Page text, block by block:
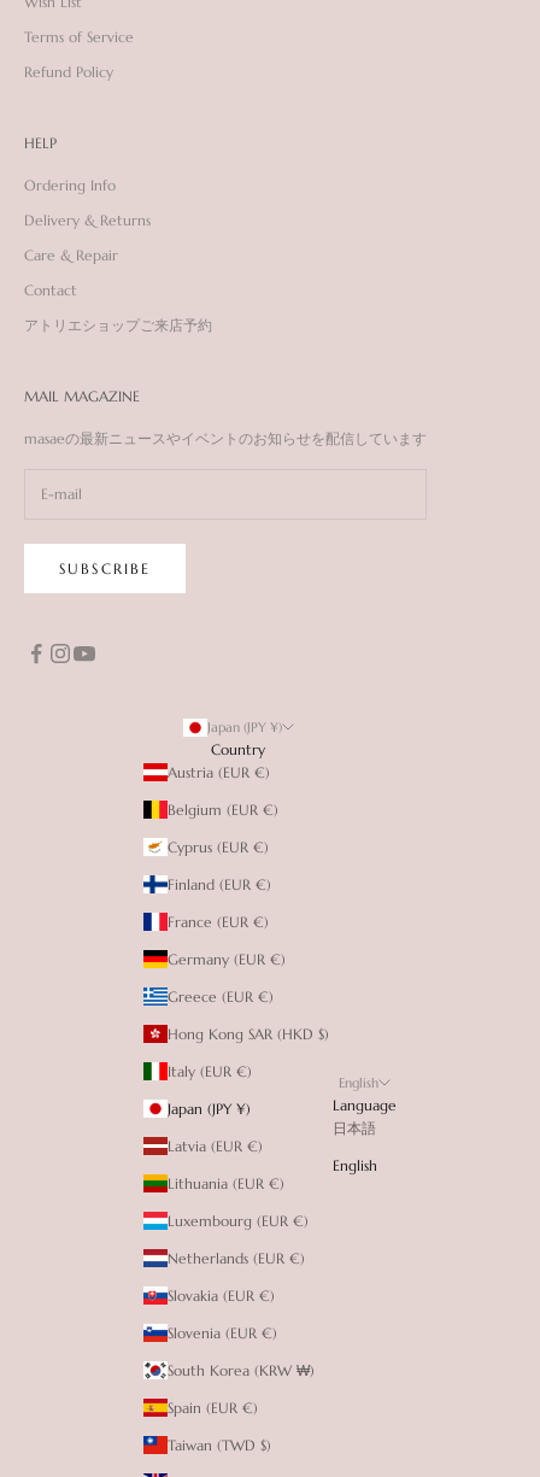
Terms of Service
Refund Policy
HELP
Ordering Info
Delivery & Returns
Care & Repair
Contact
アトリエショップご来店予約
MAIL MAGAZINE
masaeの最新ニュースやイベントのお知らせを配信しています
SUBSCRIBE
Japan (JPY ¥)
Country
Austria (EUR €)
Belgium (EUR €)
Cyprus (EUR €)
Finland (EUR €)
France (EUR €)
Germany (EUR €)
Greece (EUR €)
Hong Kong SAR (HKD $)
Italy (EUR €)
Japan (JPY ¥)
Latvia (EUR €)
Lithuania (EUR €)
Luxembourg (EUR €)
Netherlands (EUR €)
Slovakia (EUR €)
Slovenia (EUR €)
South Korea (KRW ₩)
Spain (EUR €)
Taiwan (TWD $)
English
Language
日本語
English